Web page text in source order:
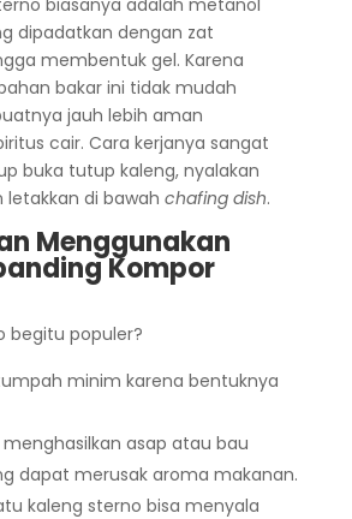
dipadatkan dengan zat
membentuk gel. Karena
bakar ini tidak mudah
jauh lebih aman
cair. Cara kerjanya sangat
buka tutup kaleng, nyalakan
letakkan di bawah chafing dish.
Menggunakan
Kompor
begitu populer?
minim karena bentuknya
asap atau bau
dapat merusak aroma makanan.
kaleng sterno bisa menyala